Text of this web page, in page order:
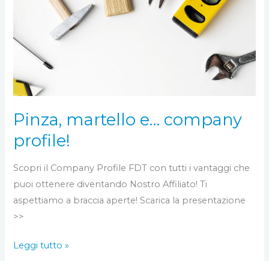
Pinza, martello e… company
profile!
Scopri il Company Profile FDT con tutti i vantaggi che
puoi ottenere diventando Nostro Affiliato! Ti
aspettiamo a braccia aperte! Scarica la presentazione
>>
Leggi tutto »